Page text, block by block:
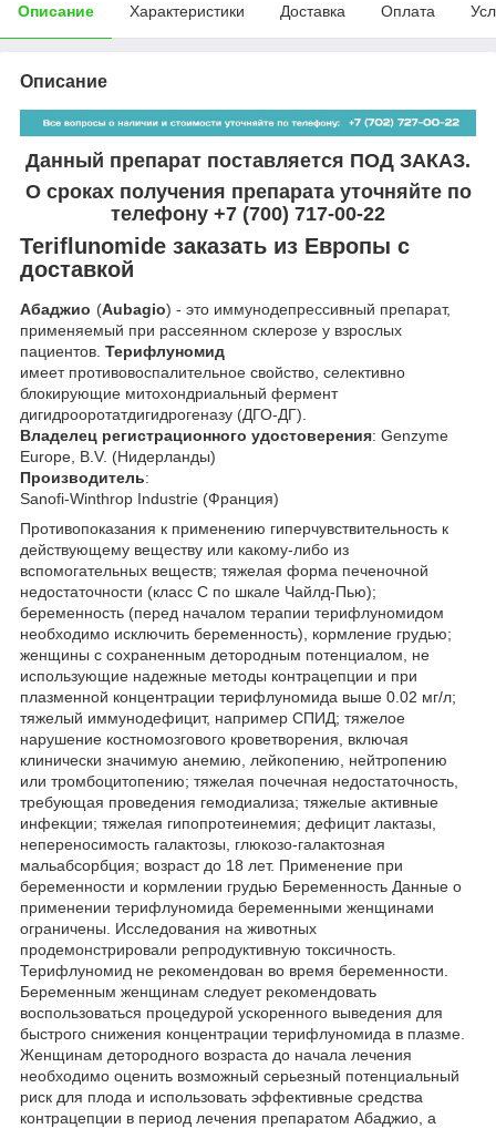
Описание Характеристики Доставка Оплата
Описание
Данный препарат поставляется ПОД ЗАКАЗ.
О сроках получения препарата уточняйте по
телефону +7 (700) 717-00-22
Teriflunomide заказать из Европы с
доставкой
Абаджио (Aubagio) - это иммунодепрессивный препарат,
применяемый при рассеянном склерозе у взрослых
пациентов. Терифлуномид
имеет противовоспалительное свойство, селективно
блокирующие митохондриальный фермент
дигидрооротатдигидрогеназу (ДГО-ДГ).
Владелец регистрационного удостоверения: Genzyme
Europe, B.V. (Нидерланды)
Производитель:
Sanofi-Winthrop Industrie (Франция)
Противопоказания к применению гиперчувствительность к
действующему веществу или какому-либо из
вспомогательных веществ; тяжелая форма печеночной
недостаточности (класс С по шкале Чайлд-Пью);
беременность (перед началом терапии терифлуномидом
необходимо исключить беременность), кормление грудью;
женщины с сохраненным детородным потенциалом, не
использующие надежные методы контрацепции и при
плазменной концентрации терифлуномида выше 0.02 мг/л;
тяжелый иммунодефицит, например СПИД; тяжелое
нарушение костномозгового кроветворения, включая
клинически значимую анемию, лейкопению, нейтропению
или тромбоцитопению; тяжелая почечная недостаточность,
требующая проведения гемодиализа; тяжелые активные
инфекции; тяжелая гипопротеинемия; дефицит лактазы,
непереносимость галактозы, глюкозо-галактозная
мальабсорбция; возраст до 18 лет. Применение при
беременности и кормлении грудью Беременность Данные о
применении терифлуномида беременными женщинами
ограничены. Исследования на животных
продемонстрировали репродуктивную токсичность.
Терифлуномид не рекомендован во время беременности.
Беременным женщинам следует рекомендовать
воспользоваться процедурой ускоренного выведения для
быстрого снижения концентрации терифлуномида в плазме.
Женщинам детородного возраста до начала лечения
необходимо оценить возможный серьезный потенциальный
риск для плода и использовать эффективные средства
контрацепции в период лечения препаратом Абаджио, а